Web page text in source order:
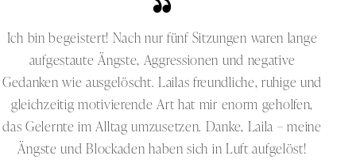
Ich bin begeistert! Nach nur fünf Sitzungen waren lange
aufgestaute Ängste, Aggressionen und negative
Gedanken wie ausgelöscht. Lailas freundliche, ruhige und
gleichzeitig motivierende Art hat mir enorm geholfen,
das Gelernte im Alltag umzusetzen. Danke, Laila – meine
Ängste und Blockaden haben sich in Luft aufgelöst!